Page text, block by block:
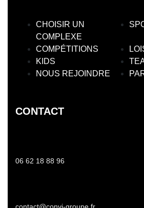
CHOISIR UN
COMPLEXE
COMPÉTITIONS
KIDS
NOUS REJOINDRE
CONTACT
06 62 18 88 96